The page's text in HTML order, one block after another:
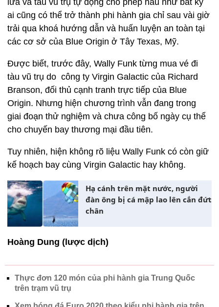
lửa và tàu vũ trụ tự động cho phép hầu như bất kỳ
ai cũng có thể trở thành phi hành gia chỉ sau vài giờ
trải qua khoá hướng dẫn và huấn luyện an toàn tại
các cơ sở của Blue Origin ở Tây Texas, Mỹ.
Được biết, trước đây, Wally Funk từng mua vé đi
tàu vũ trụ do công ty Virgin Galactic của Richard
Branson, đối thủ cạnh tranh trực tiếp của Blue
Origin. Nhưng hiện chương trình vẫn đang trong
giai đoạn thử nghiệm và chưa công bố ngày cụ thể
cho chuyến bay thương mại đầu tiên.
Tuy nhiên, hiện không rõ liệu Wally Funk có còn giữ
kế hoạch bay cùng Virgin Galactic hay không.
Hạ cánh trên mặt nước, người
đàn ông bị cá mập lao lên cắn đứt
chân
Hoàng Dung (lược dịch)
Thực đơn 120 món của phi hành gia Trung Quốc
trên trạm vũ trụ